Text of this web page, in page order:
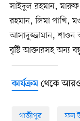
সাইদুল রহমান, মারুফ
রহমান, লিমা পাখি,
আসাদুজ্জামান, শাওন
বৃষ্টি আক্তারসহ অন্য
কার্যক্রমথেকে
গাজীপুর ফল